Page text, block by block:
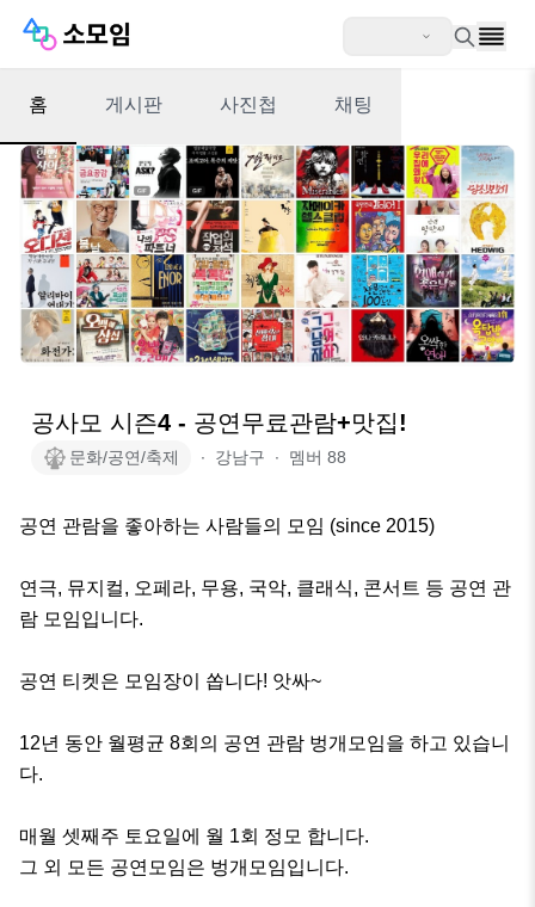
홈 게시판 사진첩 채팅
공사모 시즌4 - 공연무료관람+맛집!
문화/공연/축제 ∙ 강남구 ∙ 멤버 88
공연 관람을 좋아하는 사람들의 모임 (since 2015)
연극, 뮤지컬, 오페라, 무용, 국악, 클래식, 콘서트 등 공연 관
람 모임입니다.
공연 티켓은 모임장이 쏩니다! 앗싸~
12년 동안 월평균 8회의 공연 관람 벙개모임을 하고 있습니
다.
매월 셋째주 토요일에 월 1회 정모 합니다.
그 외 모든 공연모임은 벙개모임입니다.